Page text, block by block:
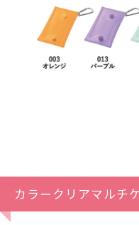
カラークリアマルチ